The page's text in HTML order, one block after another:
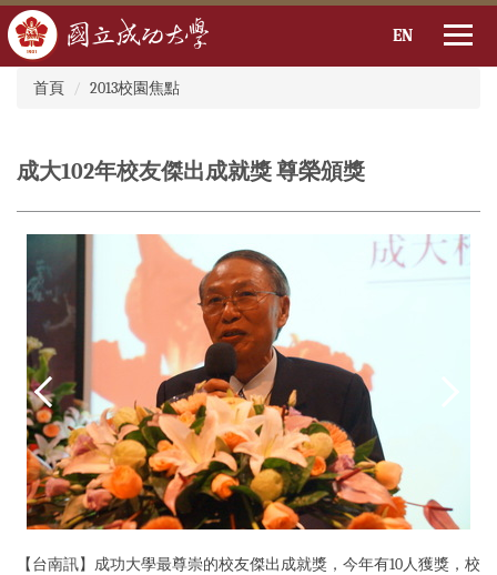
內
區
EN
:::
首頁
2013校園焦點
成大102年校友傑出成就獎 尊榮頒獎
【台南訊】成功大學最尊崇的校友傑出成就獎，今年有10人獲獎，校